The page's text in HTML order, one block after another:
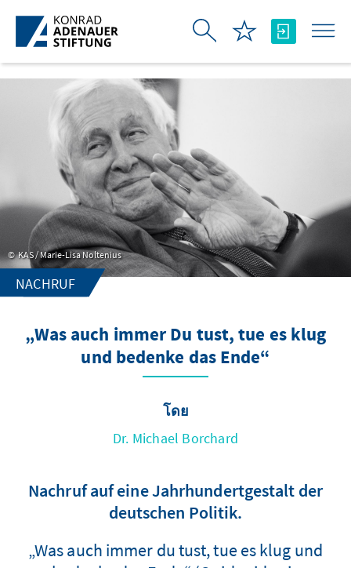
Skip to Main Content
KAS / Marie-Lisa Noltenius
NACHRUF
„Was auch immer Du tust, tue es klug
und bedenke das Ende“
โดย
Dr. Michael Borchard
Nachruf auf eine Jahrhundertgestalt der
deutschen Politik.
„Was auch immer du tust, tue es klug und